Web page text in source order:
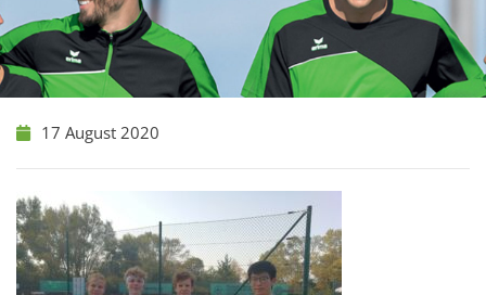
17 August 2020